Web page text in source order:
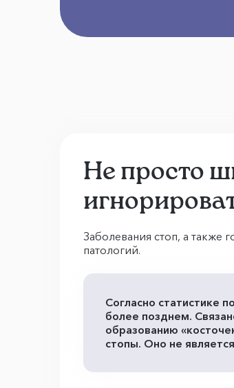
Не просто
Заболевания стоп, а также
патологий.
Согласно статистике
более позднем.
образованию
стопы. Оно не